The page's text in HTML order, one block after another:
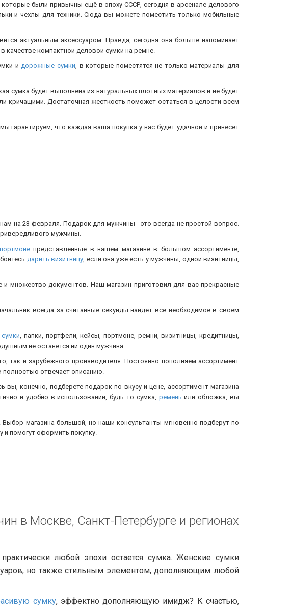
которые были привычны ещё в эпоху СССР, сегодня в арсенале делового
и чехлы для техники. Сюда вы можете поместить только мобильные
актуальным аксессуаром. Правда, сегодня она больше напоминает
компактной деловой сумки на ремне.
идорожные сумки, в которые поместятся не только материалы для
сумка будет выполнена из натуральных плотных материалов и не будет
кричащими. Достаточная жесткость поможет остаться в целости всем
гарантируем, что каждая ваша покупка у нас будет удачной и принесет
на 23 февраля. Подарок для мужчины - это всегда не простой вопрос.
мужчины.
портмонепредставленные в нашем магазине в большом ассортименте,
дарить визитницу , если она уже есть у мужчины, одной визитницы,
множество документов. Наш магазин приготовил для вас прекрасные
всегда за считанные секунды найдет все необходимое в своем
, папки, портфели, кейсы, портмоне, ремни, визитницы, кредитницы,
не останется ни один мужчина.
так и зарубежного производителя. Постоянно пополняем ассортимент
отвечает описанию.
конечно, подберете подарок по вкусу и цене, ассортимент магазина
и удобно в использовании, будь то сумка, ремень или обложка, вы
магазина большой, но наши консультанты мгновенно подберут по
помогут оформить покупку.
в Москве, Санкт-Петербурге и регионах
любой эпохи остается сумка. Женские сумки
но также стильным элементом, дополняющим любой
сумку, эффектно дополняющую имидж? К счастью,